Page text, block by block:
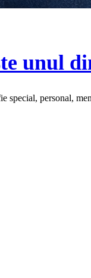
unul
personal,